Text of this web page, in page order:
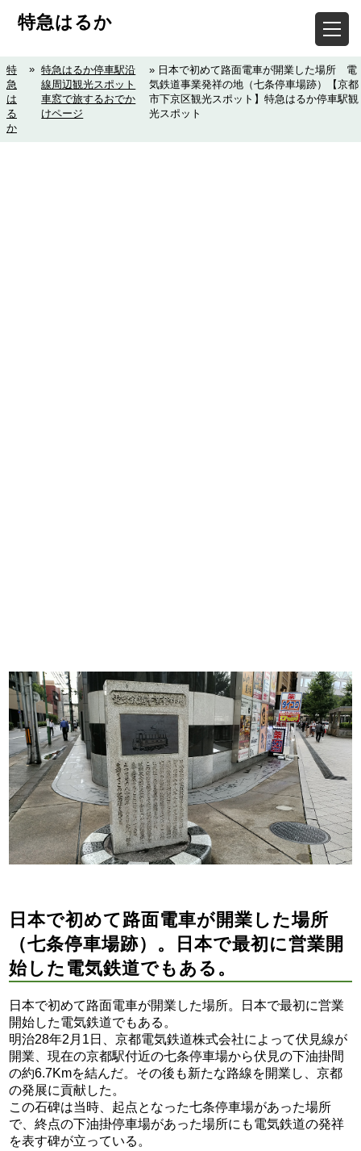
特急はるか
特
急
は
る
か
» 特急はるか停車駅沿
線周辺観光スポット
車窓で旅するおでか
けページ
» 日本で初めて路面電車が開業した場所 電
気鉄道事業発祥の地（七条停車場跡）【京都
市下京区観光スポット】特急はるか停車駅観
光スポット
日本で初めて路面電車が開業した場所
（七条停車場跡）。日本で最初に営業開
始した電気鉄道でもある。
日本で初めて路面電車が開業した場所。日本で最初に営業
開始した電気鉄道でもある。
明治28年2月1日、京都電気鉄道株式会社によって伏見線が
開業、現在の京都駅付近の七条停車場から伏見の下油掛間
の約6.7Kmを結んだ。その後も新たな路線を開業し、京都
の発展に貢献した。
この石碑は当時、起点となった七条停車場があった場所
で、終点の下油掛停車場があった場所にも電気鉄道の発祥
を表す碑が立っている。